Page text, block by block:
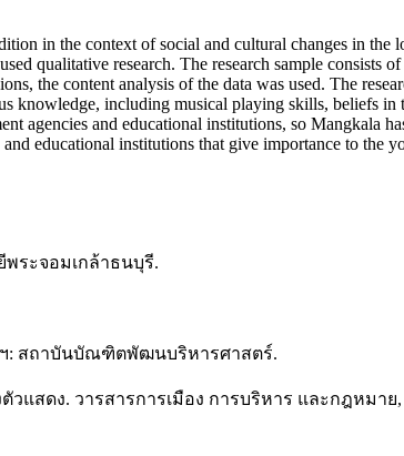
in the context of social and cultural changes in the
qualitative research. The research sample consists
the content analysis of the data was used. The
including musical playing skills, beliefs in
agencies and educational institutions, so Mangkala
educational institutions that give importance to the
ระจอมเกล้าธนบุรี.
ฯ: สถาบันบัณฑิตพัฒนบริหารศาสตร์.
ดง. วารสารการเมือง การบริหาร และกฎหมาย,